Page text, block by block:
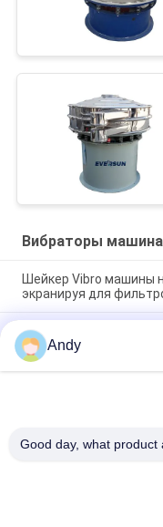
Вибраторы машина
Шейкер Vibro машины
экранируя для
Вибрационная
спиральное движение
разделения мелких и
Вибрационная
траекторией
Andy
Good day, what